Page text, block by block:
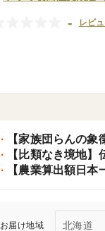
- レビ
【家族団らんの象
【比類なき境地】
【農業算出額日本
お届け地域